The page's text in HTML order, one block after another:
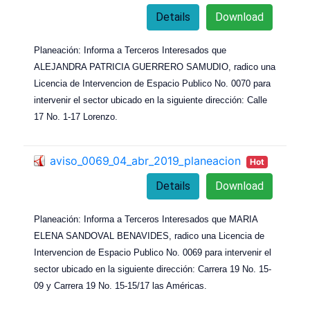
Download
Details
Planeación: Informa a Terceros Interesados que
ALEJANDRA PATRICIA GUERRERO SAMUDIO, radico una
Licencia de Intervencion de Espacio Publico No. 0070 para
intervenir el sector ubicado en la siguiente dirección: Calle
17 No. 1-17 Lorenzo.
aviso_0069_04_abr_2019_planeacion Hot
Download
Details
Planeación: Informa a Terceros Interesados que MARIA
ELENA SANDOVAL BENAVIDES, radico una Licencia de
Intervencion de Espacio Publico No. 0069 para intervenir el
sector ubicado en la siguiente dirección: Carrera 19 No. 15-
09 y Carrera 19 No. 15-15/17 las Américas.